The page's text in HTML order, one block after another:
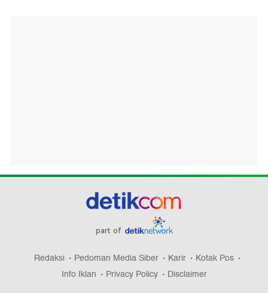
part of
Redaksi Pedoman Media Siber Karir
Kotak Pos
Info Iklan
Privacy Policy Disclaimer